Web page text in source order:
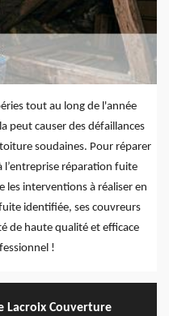
tout au long de l'année
peut causer des défaillances
soudaines. Pour réparer
réparation fuite
les interventions à réaliser en
identifiée, ses couvreurs
de haute qualité et efficace
!
Lacroix Couverture